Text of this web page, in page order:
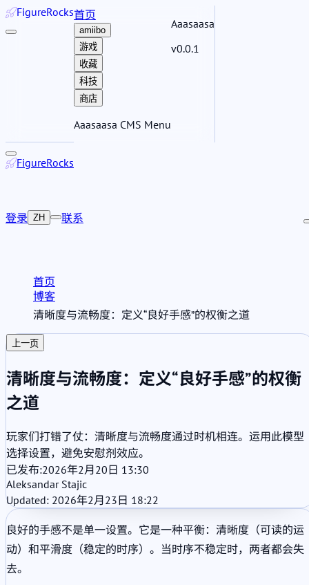
FigureRocks首页
amiibo
游戏
收藏
科技
商店
Aaasaasa CMS Menu
Aaasaasa
v0.0.1
FigureRocks
登录 ZH 联系
首页
博客
清晰度与流畅度：定义“良好手感”的权衡之道
上一页
清晰度与流畅度：定义“良好手感”的权衡
之道
玩家们打错了仗：清晰度与流畅度通过时机相连。运用此模型
选择设置，避免安慰剂效应。
已发布:2026年2月20日 13:30
Aleksandar Stajic
Updated: 2026年2月23日 18:22
良好的手感不是单一设置。它是一种平衡：清晰度（可读的运
动）和平滑度（稳定的时序）。当时序不稳定时，两者都会失
去。